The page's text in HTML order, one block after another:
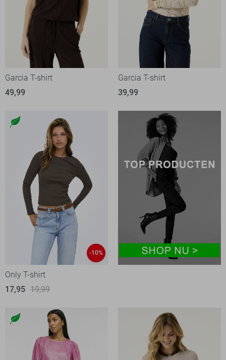
Garcia T-shirt
49,99
Garcia T-shirt
39,99
-10%
Only T-shirt
17,95 19,99